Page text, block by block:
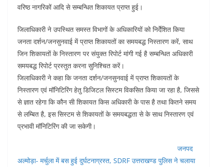
o
o
k
p
p
n m
वरिष्ठ नागरिकों आदि से सम्बन्धित शिकायत प्राप्त हुई।
जिलाधिकारी ने उपस्थित समस्त विभागों के अधिकारियों को निर्देेशित किया
जनता दर्शन/जनसुनवाई में प्राप्त शिकायतों का समयबद्ध निस्तारण करें, साथ
जिन शिकायतों के निस्तारण पर संयुक्त रिपोर्ट मांगी गई है सम्बन्धित अधिकारी
समयबद्ध रिपोर्ट प्रस्तुत करना सुनिश्चित करें।
जिलाधिकारी ने कहा कि जनता दर्शन/जनसुनवाई में प्राप्त शिकायतों के
निस्तारण एवं मॉनिटिरिंग हेतु डिजिटल सिस्टम विकसित किया जा रहा है, जिससे
से ज्ञात रहेगा कि कौन सी शिकायत किस अधिकारी के पास है तथा कितने समय
से लम्बित है, इस सिस्टम से शिकायतों के समयबद्धता से के साथ निस्तारण एवं
प्रभावी मॉनिटिरिंग की जा सकेगी।
जनपद
अल्मोड़ा- मर्चुला में बस हुई दुर्घटनाग्रस्त, SDRF उत्तराखण्ड पुलिस ने चलाया